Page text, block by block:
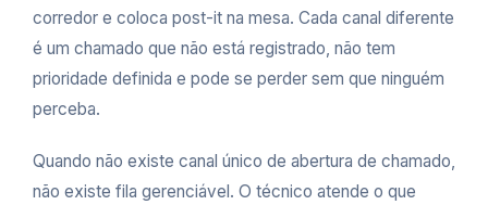
corredor e coloca post-it na mesa. Cada canal diferente
é um chamado que não está registrado, não tem
prioridade definida e pode se perder sem que ninguém
perceba.
Quando não existe canal único de abertura de chamado,
não existe fila gerenciável. O técnico atende o que